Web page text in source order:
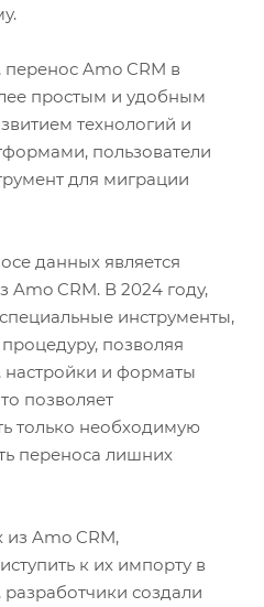
Amo CRM в
простым и удобным
технологий и
пользователи
для миграции
данных является
CRM. В 2024 году,
инструменты,
позволяя
и форматы
позволяет
только необходимую
переноса лишних
Amo CRM,
к их импорту в
создали